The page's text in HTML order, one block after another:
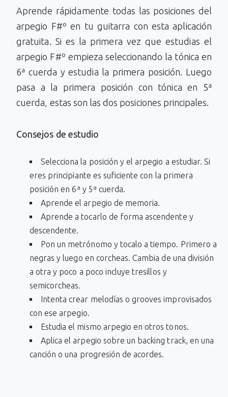
Aprende rápidamente todas las posiciones del
arpegio F#º en tu guitarra con esta aplicación
gratuita. Si es la primera vez que estudias el
arpegio F#º empieza seleccionando la tónica en
6ª cuerda y estudia la primera posición. Luego
pasa a la primera posición con tónica en 5ª
cuerda, estas son las dos posiciones principales.
Consejos de estudio
Selecciona la posición y el arpegio a estudiar. Si
eres principiante es suficiente con la primera
posición en 6ª y 5ª cuerda.
Aprende el arpegio de memoria.
Aprende a tocarlo de forma ascendente y
descendente.
Pon un metrónomo y tocalo a tiempo. Primero a
negras y luego en corcheas. Cambia de una división
a otra y poco a poco incluye tresillos y
semicorcheas.
Intenta crear melodías o grooves improvisados
con ese arpegio.
Estudia el mismo arpegio en otros tonos.
Aplica el arpegio sobre un backing track, en una
canción o una progresión de acordes.